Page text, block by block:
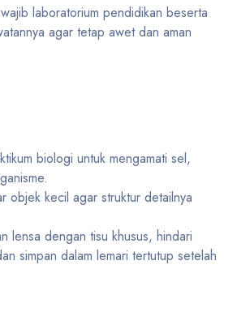
laboratorium pendidikan beserta
agar tetap awet dan aman
biologi untuk mengamati sel,
objek kecil agar struktur detailnya
lensa dengan tisu khusus, hindari
simpan dalam lemari tertutup setelah